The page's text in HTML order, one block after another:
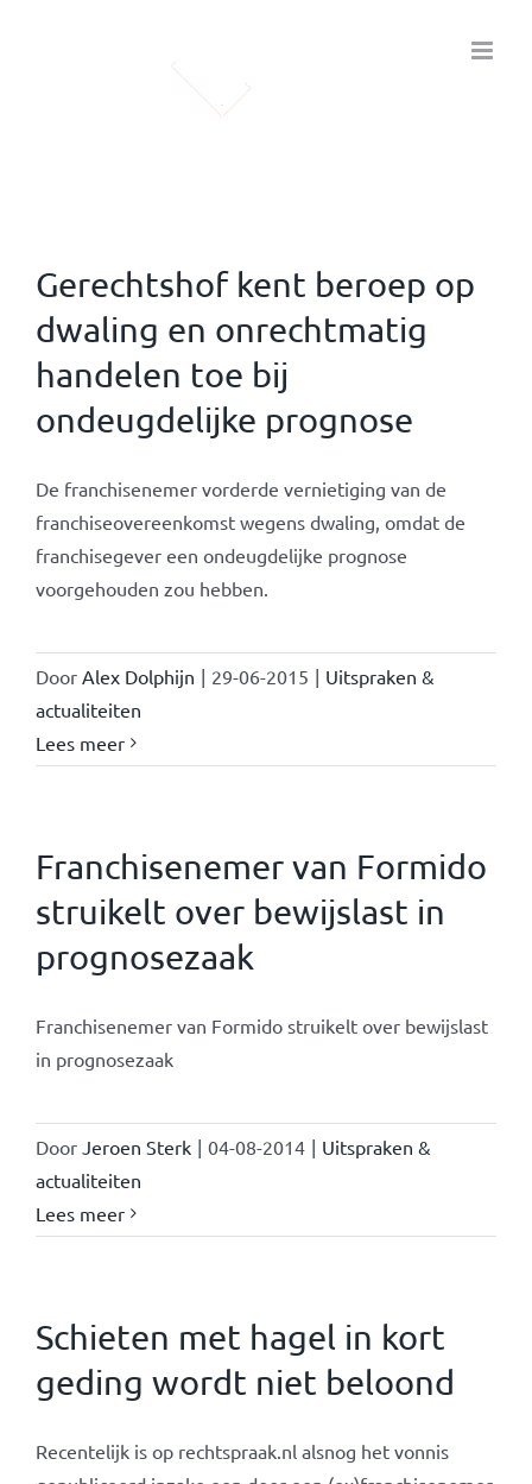
Gerechtshof kent beroep op
dwaling en onrechtmatig
handelen toe bij
ondeugdelijke prognose
De franchisenemer vorderde vernietiging van de
franchiseovereenkomst wegens dwaling, omdat de
franchisegever een ondeugdelijke prognose
voorgehouden zou hebben.
Door Alex Dolphijn | 29-06-2015 | Uitspraken &
actualiteiten
Lees meer
Franchisenemer van Formido
struikelt over bewijslast in
prognosezaak
Franchisenemer van Formido struikelt over bewijslast
in prognosezaak
Door Jeroen Sterk | 04-08-2014 | Uitspraken &
actualiteiten
Lees meer
Schieten met hagel in kort
geding wordt niet beloond
Recentelijk is op rechtspraak.nl alsnog het vonnis